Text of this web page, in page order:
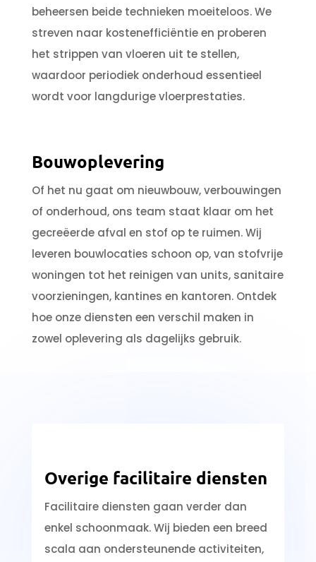
beheersen beide technieken moeiteloos. We
streven naar kostenefficiëntie en proberen
het strippen van vloeren uit te stellen,
waardoor periodiek onderhoud essentieel
wordt voor langdurige vloerprestaties.
Bouwoplevering
Of het nu gaat om nieuwbouw, verbouwingen
of onderhoud, ons team staat klaar om het
gecreëerde afval en stof op te ruimen. Wij
leveren bouwlocaties schoon op, van stofvrije
woningen tot het reinigen van units, sanitaire
voorzieningen, kantines en kantoren. Ontdek
hoe onze diensten een verschil maken in
zowel oplevering als dagelijks gebruik.
Overige facilitaire diensten
Facilitaire diensten gaan verder dan
enkel schoonmaak. Wij bieden een breed
scala aan ondersteunende activiteiten,